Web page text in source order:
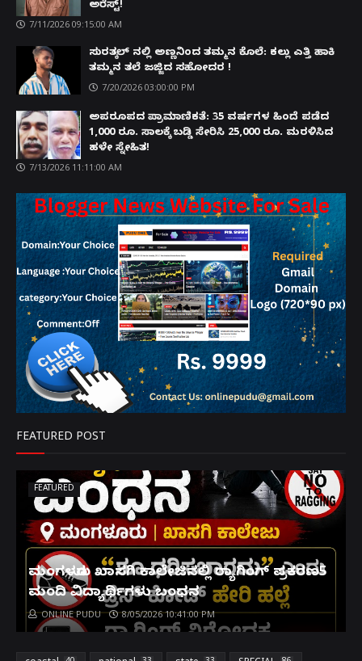
ಅರೆಸ್ಟ್!
7/11/2026 09:15:00 AM
ಸುರತ್ಕಲ್ ನಲ್ಲಿ ಅಣ್ಣನಿಂದ ತಮ್ಮನ ಕೊಲೆ: ಕಲ್ಲು ಎತ್ತಿ ಹಾಕಿ
ತಮ್ಮನ ತಲೆ ಜಜ್ಜಿದ ಸಹೋದರ !
7/20/2026 03:00:00 PM
ಅಪರೂಪದ ಪ್ರಾಮಾಣಿಕತೆ: 35 ವರ್ಷಗಳ ಹಿಂದೆ ಪಡೆದ
1,000 ರೂ. ಸಾಲಕ್ಕೆ ಬಡ್ಡಿ ಸೇರಿಸಿ 25,000 ರೂ. ಮರಳಿಸಿದ
ಹಳೇ ಸ್ನೇಹಿತ!
7/13/2026 11:11:00 AM
FEATURED POST
FEATURED
ಮಂಗಳೂರು ಖಾಸಗಿ ಕಾಲೇಜಿನಲ್ಲಿ ರ‌್ಯಾಗಿಂಗ್ ಪ್ರಕರಣ5
ಮಂದಿ ವಿದ್ಯಾರ್ಥಿಗಳು ಬಂಧನ
ONLINE PUDU 8/05/2026 10:41:00 PM